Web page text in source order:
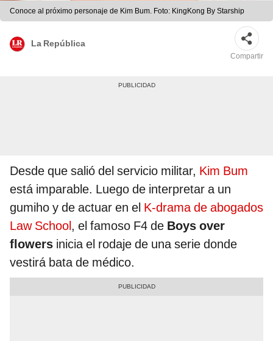
Conoce al próximo personaje de Kim Bum. Foto: KingKong By Starship
La República
Compartir
Desde que salió del servicio militar, Kim Bum
está imparable. Luego de interpretar a un
gumiho y de actuar en el K-drama de abogados
Law School, el famoso F4 de Boys over
flowers inicia el rodaje de una serie donde
vestirá bata de médico.